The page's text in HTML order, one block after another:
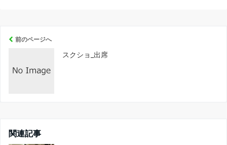
前のページへ
スクショ_出席
関連記事